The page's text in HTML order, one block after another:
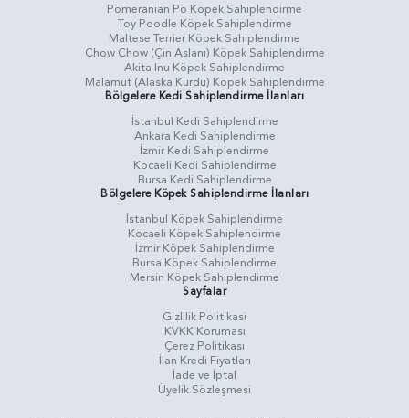
Pomeranian Po Köpek Sahiplendirme
Toy Poodle Köpek Sahiplendirme
Maltese Terrier Köpek Sahiplendirme
Chow Chow (Çin Aslanı) Köpek Sahiplendirme
Akita Inu Köpek Sahiplendirme
Malamut (Alaska Kurdu) Köpek Sahiplendirme
Bölgelere Kedi Sahiplendirme İlanları
İstanbul Kedi Sahiplendirme
Ankara Kedi Sahiplendirme
İzmir Kedi Sahiplendirme
Kocaeli Kedi Sahiplendirme
Bursa Kedi Sahiplendirme
Bölgelere Köpek Sahiplendirme İlanları
İstanbul Köpek Sahiplendirme
Kocaeli Köpek Sahiplendirme
İzmir Köpek Sahiplendirme
Bursa Köpek Sahiplendirme
Mersin Köpek Sahiplendirme
Sayfalar
Gizlilik Politikasi
KVKK Koruması
Çerez Politikası
İlan Kredi Fiyatları
İade ve İptal
Üyelik Sözleşmesi